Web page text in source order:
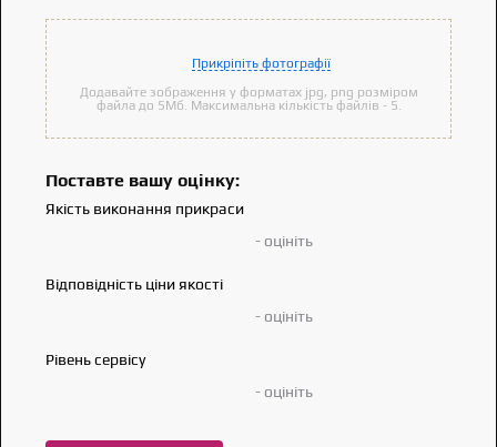
Прикріпіть фотографії
Додавайте зображення у форматах jpg, png розміром
файла до 5Мб. Максимальна кількість файлів - 5.
Поставте вашу оцінку:
Якість виконання прикраси
- оцініть
Відповідність ціни якості
- оцініть
Рівень сервісу
- оцініть